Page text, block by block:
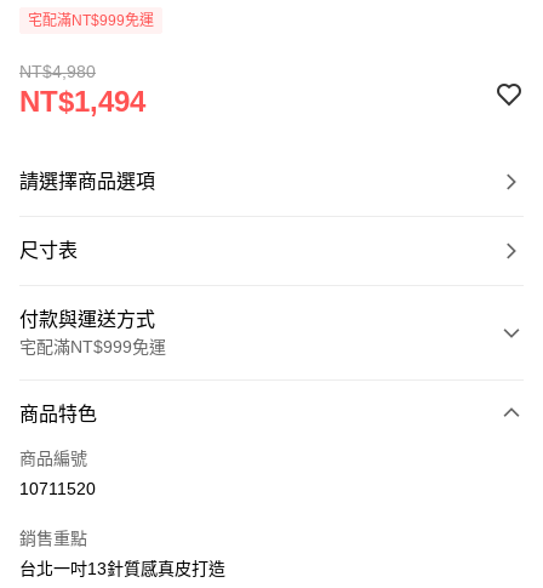
宅配滿NT$999免運
NT$4,980
NT$1,494
請選擇商品選項
尺寸表
付款與運送方式
宅配滿NT$999免運
信用卡一次付款
LINE Pay
街口支付
商品特色
商品編號
10711520
銷售重點
台北一吋13針質感真皮打造